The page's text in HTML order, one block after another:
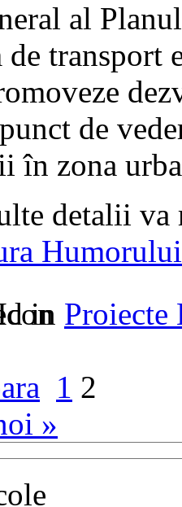
al
de
de
în zona
detalii
Humorului
in Proiecte
1 2
»